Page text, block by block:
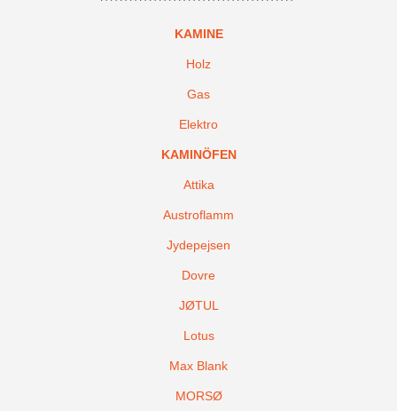
KAMINE
Holz
Gas
Elektro
KAMINÖFEN
Attika
Austroflamm
Jydepejsen
Dovre
JØTUL
Lotus
Max Blank
MORSØ